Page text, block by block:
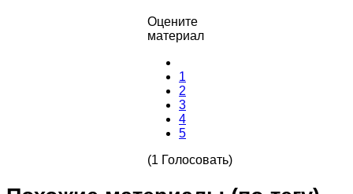
Оцените
материал
1
2
3
4
5
(1 Голосовать)